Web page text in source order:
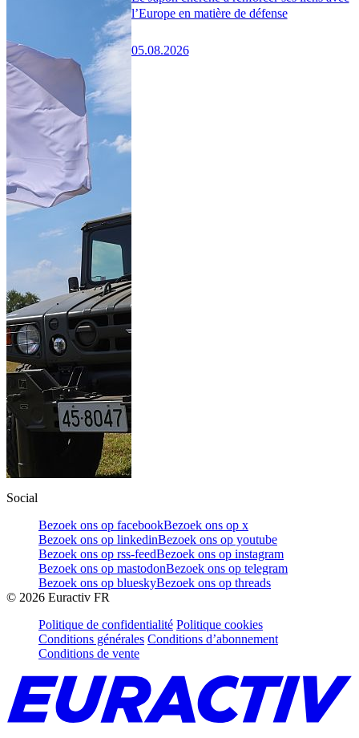
l’Europe en matière de défense
05.08.2026
Social
Bezoek ons op facebookBezoek ons op x
Bezoek ons op linkedinBezoek ons op youtube
Bezoek ons op rss-feedBezoek ons op instagram
Bezoek ons op mastodonBezoek ons op telegram
Bezoek ons op blueskyBezoek ons op threads
© 2026 Euractiv FR
Politique de confidentialité Politique cookies
Conditions générales Conditions d’abonnement
Conditions de vente